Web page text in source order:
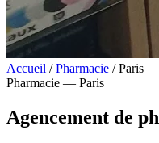
Accueil / Pharmacie / Paris
Pharmacie — Paris
Agencement de